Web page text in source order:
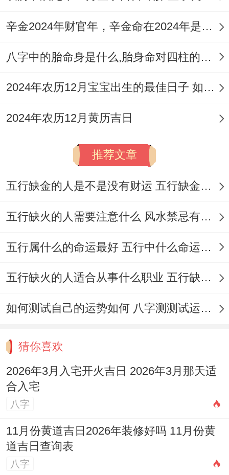
福字、对联、簸箕与扫帚（绑红布）,以增加
喜庆气氛。
开火仪式 :开火是指在新居第一次生火做饭。
品；并准备一顿饭,邀请亲友共有,以聚拢人
动;祈求神灵保佑家宅平安。这像...这些焚
供了心理上的安慰与积极暗示！
吉日的冲煞与规避
冲煞是选择吉日时需尤其注意的因素;它指当
如:
这一天参与入宅活动。
择2026年3月22日冲生肖牛，属牛的人应避
开在这一天...
规避冲煞的方法有选择与家庭成员生肖无冲
的日子，大概让相冲生肖的成员暂时不参与
重要仪式，还需注意当日的煞方（不利方
辛金2024年财官年，辛金命在2024年是财官年还是财印年
八字中的胎命身是什么,胎身命对四柱的影响
2024年农历12月宝宝出生的最佳日子 如何挑选适合的吉日
2024年农历12月黄历吉日
推荐文章
五行缺金的人是不是没有财运 五行缺金的人命运好不好
五行缺火的人需要注意什么 风水禁忌有哪些
五行属什么的命运最好 五行中什么命运势旺盛
五行缺火的人适合从事什么职业 五行缺火的人适合从事的职业有哪些
如何测试自己的运势如何 八字测测试运运程
猜你喜欢
2026年3月入宅开火吉日 2026年3月那天适
合入宅
八字
11月份黄道吉日2026年装修好吗 11月份黄
道吉日查询表
八字